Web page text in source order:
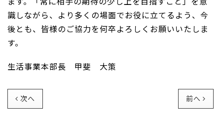
識しながら、より多くの場面でお役に立てるよう、今
後とも、皆様のご協力を何卒よろしくお願いいたしま
す。
生活事業本部長 甲斐 大策
次へ 前へ